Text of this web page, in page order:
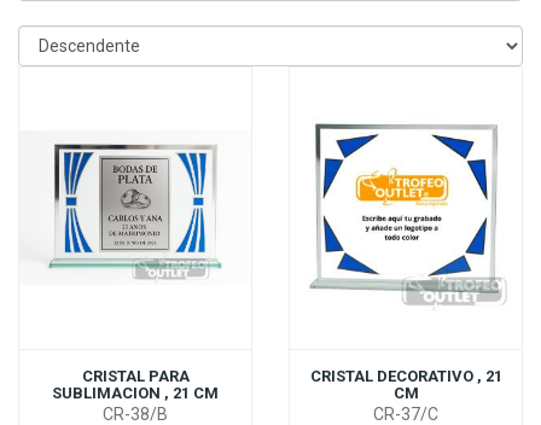
CRISTAL PARA
SUBLIMACION , 21 CM
CR-38/B
CRISTAL DECORATIVO , 21
CM
CR-37/C